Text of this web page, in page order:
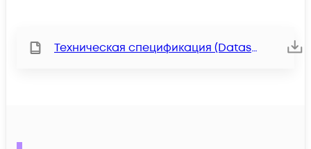
Техническая спецификация (Datasheet)